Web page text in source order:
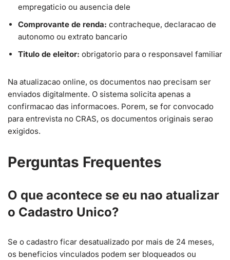
empregaticio ou ausencia dele
Comprovante de renda: contracheque, declaracao de
autonomo ou extrato bancario
Titulo de eleitor: obrigatorio para o responsavel familiar
Na atualizacao online, os documentos nao precisam ser
enviados digitalmente. O sistema solicita apenas a
confirmacao das informacoes. Porem, se for convocado
para entrevista no CRAS, os documentos originais serao
exigidos.
Perguntas Frequentes
O que acontece se eu nao atualizar
o Cadastro Unico?
Se o cadastro ficar desatualizado por mais de 24 meses,
os beneficios vinculados podem ser bloqueados ou